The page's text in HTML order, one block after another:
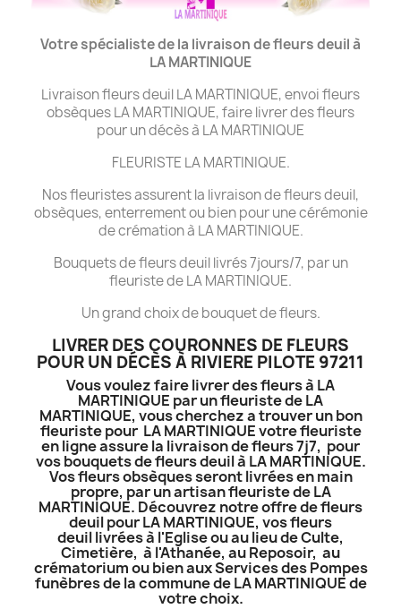
Votre spécialiste de la livraison de fleurs deuil à
LA MARTINIQUE
Livraison fleurs deuil LA MARTINIQUE, envoi fleurs
obsèques LA MARTINIQUE, faire livrer des fleurs
pour un décès à LA MARTINIQUE
FLEURISTE LA MARTINIQUE.
Nos fleuristes assurent la livraison de fleurs deuil,
obsèques, enterrement ou bien pour une cérémonie
de crémation à LA MARTINIQUE.
Bouquets de fleurs deuil livrés 7jours/7, par un
fleuriste de LA MARTINIQUE.
Un grand choix de bouquet de fleurs.
LIVRER DES COURONNES DE FLEURS
POUR UN DÉCÈS À RIVIERE PILOTE 97211
Vous voulez faire livrer des fleurs à LA
MARTINIQUE par un fleuriste de LA
MARTINIQUE, vous cherchez a trouver un bon
fleuriste pour LA MARTINIQUE votre fleuriste
en ligne assure la livraison de fleurs 7j7, pour
vos bouquets de fleurs deuil à LA MARTINIQUE.
Vos fleurs obsèques seront livrées en main
propre, par un artisan fleuriste de LA
MARTINIQUE. Découvrez notre offre de fleurs
deuil pour LA MARTINIQUE, vos fleurs
deuil livrées à l'Eglise ou au lieu de Culte,
Cimetière, à l'Athanée, au Reposoir, au
crématorium ou bien aux Services des Pompes
funèbres de la commune de LA MARTINIQUE de
votre choix.